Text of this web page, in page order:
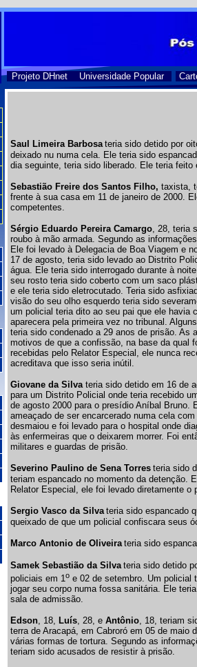
Projeto DHnet Universidade Popular
Saul Limeira Barbosa teria sido detido por
deixado nu numa cela. Ele teria sido
dia seguinte, teria sido liberado. Ele teria
Sebastião Freire dos Santos Filho, taxista,
frente à sua casa em 11 de janeiro de 2000.
competentes.
Sérgio Eduardo Pereira Camargo, 28, teria
roubo à mão armada. Segundo as
Ele foi levado à Delegacia de Boa Viagem e
17 de agosto, teria sido levado ao Distrito
água. Ele teria sido interrogado durante à
seu rosto teria sido coberto com um saco
e ele teria sido eletrocutado. Teria sido
visão do seu olho esquerdo teria sido
um policial teria dito ao seu pai que ele havia
aparecera pela primeira vez no tribunal.
teria sido condenado a 29 anos de prisão. As
motivos de que a confissão, na base da qual
recebidas pelo Relator Especial, ele nunca
acreditava que isso seria inútil.
Giovane da Silva teria sido detido em 16 de
para um Distrito Policial onde teria recebido
de agosto 2000 para o presídio Aníbal Bruno.
ameaçado de ser encarcerado numa cela
desmaiou e foi levado para o hospital onde
às enfermeiras que o deixarem morrer. Foi
militares e guardas de prisão.
Severino Paulino de Sena Torres teria sido
teriam espancado no momento da detenção.
Relator Especial, ele foi levado diretamente o
Sergio Vasco da Silva teria sido espancado
queixado de que um policial confiscara seus
Marco Antonio de Oliveira teria sido
Samek Sebastião da Silva teria sido detido
policiais em 1o e 02 de setembro. Um policial
jogar seu corpo numa fossa sanitária. Ele
sala de admissão.
Edson, 18, Luís, 28, e Antônio, 18, teriam
terra de Aracapá, em Cabroró em 05 de
várias formas de tortura. Segundo as
teriam sido acusados de resistir à prisão.